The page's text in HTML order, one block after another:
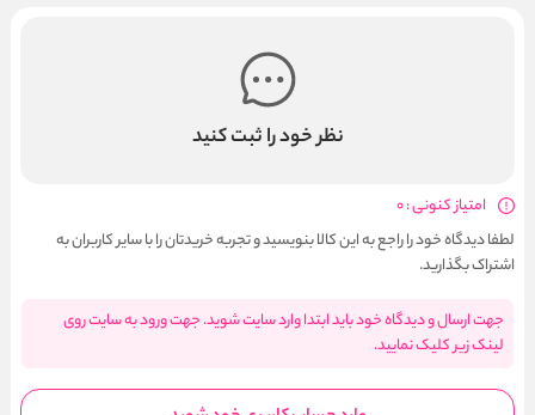
نظر خود را ثبت کنید
امتیاز کنونی : 0
لطفا دیدگاه خود را راجع به این کالا بنویسید و تجربه خریدتان را با سایر کاربران به
اشتراک بگذارید.
جهت ارسال و دیدگاه خود باید ابتدا وارد سایت شوید. جهت ورود به سایت روی
لینک زیر کلیک نمایید.